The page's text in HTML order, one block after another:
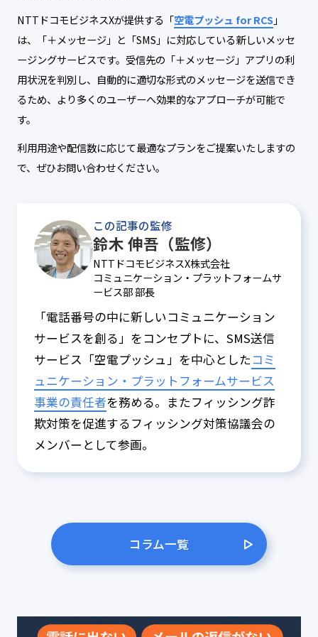
NTTドコモビジネスXが提供する「空電プッシュ for RCS 」
は、「＋メッセージ」と「SMS」に対応している新しいメッセ
ージングサービスです。受信先の「＋メッセージ」アプリの利
用状況を判別し、自動的に適切な形式のメッセージを送信でき
るため、より多くのユーザーへ効果的なアプローチが可能で
す。
利用用途や配信数に応じて最適なプランをご提案いたしますの
で、ぜひお問い合わせください。
この記事の監修
鈴木 伸吾（監修）
NTTドコモビジネスX株式会社
コミュニケーション・プラットフォームサ
ービス部 部長
「電話番号の中に新しいコミュニケーション
サービスを創る」をコンセプトに、SMS送信
サービス「空電プッシュ」を中心とした コミ
ュニケーション・プラットフォームサービス
事業の責任者を務める。またフィッシング詐
欺対策を促進するフィッシング対策協議会の
メンバーとして参画。
コラム一覧